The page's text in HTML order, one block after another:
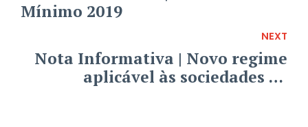
Mínimo 2019
NEXT
Nota Informativa | Novo regime
aplicável às sociedades de